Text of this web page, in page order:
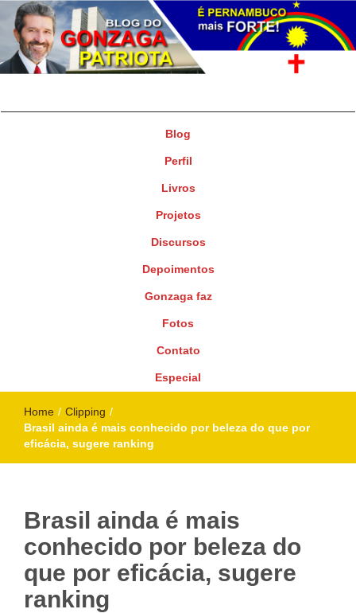
Blog
Perfil
Livros
Projetos
Discursos
Depoimentos
Gonzaga faz
Fotos
Contato
Especial
Home / Clipping /
Brasil ainda é mais conhecido por beleza do que por
eficácia, sugere ranking
Brasil ainda é mais
conhecido por beleza do
que por eficácia, sugere
ranking